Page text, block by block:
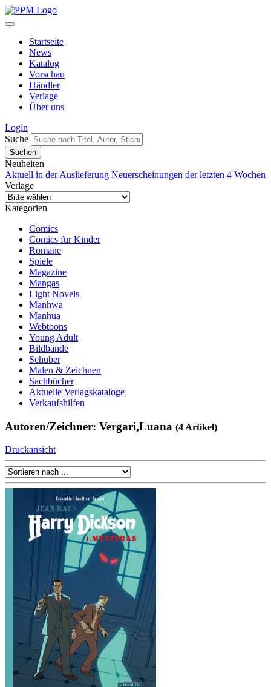
Startseite
News
Katalog
Vorschau
Händler
Verlage
Über uns
Login
Suche
Neuheiten
Aktuell in der Auslieferung Neuerscheinungen der letzten 4 Wochen
Verlage
Kategorien
Comics
Comics für Kinder
Romane
Spiele
Magazine
Mangas
Light Novels
Manhwa
Manhua
Webtoons
Young Adult
Bildbände
Schuber
Malen & Zeichnen
Sachbücher
Aktuelle Verlagskataloge
Verkaufshilfen
Autoren/Zeichner: Vergari,Luana (4 Artikel)
Druckansicht